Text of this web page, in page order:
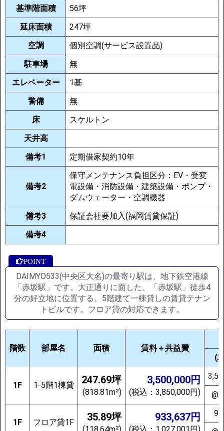
基準階面積
56坪
延床面積
247坪
空調
個別空調(サービス設置品)
駐車場
無
エレベーター
1基
警備
無
床
スケルトン
天井高
備考1
定期借家契約10年
備考2
保守メンテナンス負担区分：EV・受変
電設備・消防設備・建築設備・ポンプ・
ダムウェーター・空調機器
備考3
保証会社要加入(福岡賃貸保証)
備考4
DAIMYO533(中央区大名)の最寄り駅は、地下鉄空港線
「赤坂駅」です。大正通りに面した、「赤坂駅」徒歩4
分の好立地に位置する、5階建て一棟貸しの賃貸テナン
トビルです。フロア貸の対応できます。
階数 部屋名 面積 賃料＋共益費
(
1F 1-5階1棟貸 247.69坪
(818.81m²)
3,500,000円
(税込：3,850,000円)
1F フロア貸1F 35.89坪 933,637円